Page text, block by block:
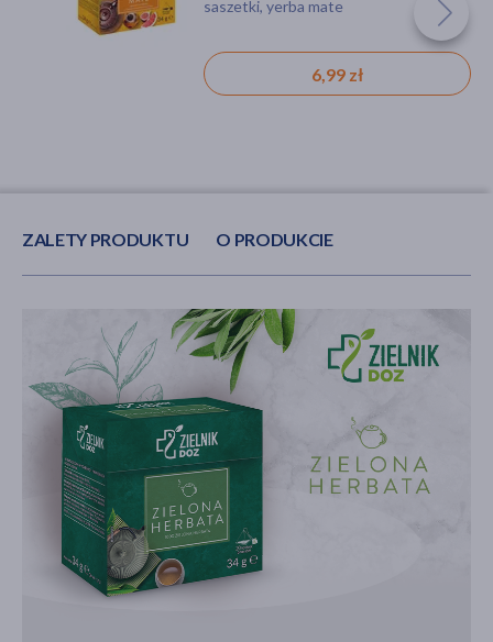
Matcha, 32 g
zielona herbata, matcha, cytrusy
9,99 zł
saszetki, herbata pu-erh, imbir, cytryna
6,99 zł
saszetki, yerba mate
6,99 zł
ZALETY PRODUKTU O PRODUKCIE